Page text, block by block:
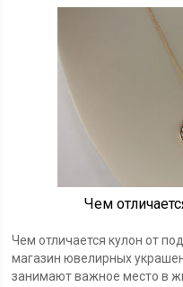
Чем
Чем отличается кулон от
магазин ювелирных
занимают важное место в